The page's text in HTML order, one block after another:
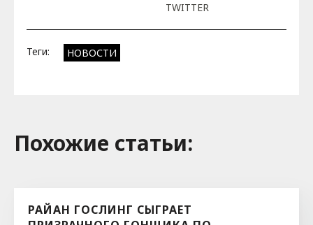
TWITTER
Теги: НОВОСТИ
Похожие cтатьи:
РАЙАН ГОСЛИНГ СЫГРАЕТ